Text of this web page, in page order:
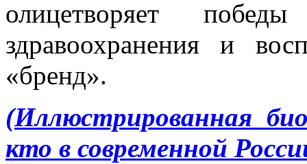
олицетворяет
здравоохранения и
«бренд».
(Иллюстрированная
кто в современной